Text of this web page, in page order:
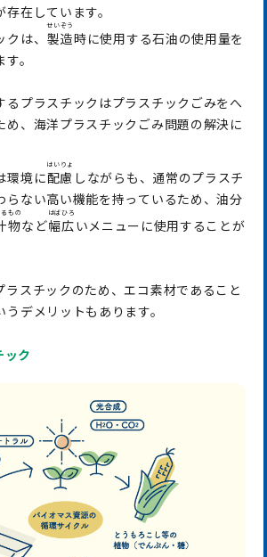
在しています。
は、 製造
せいぞう
時に使用する石油の使用量を
。
るプラスチックはプラスチックごみをへ
め、海洋プラスチックごみ問題の解決に
環境に配慮
はいりょ
しながらも、通常のプラスチ
らない高い機能を持っているため、油分
物
るもの
など幅広
はばひろ
いメニューに使用することが
ラスチックのため、エコ素材であること
デメリットもあります。
ック